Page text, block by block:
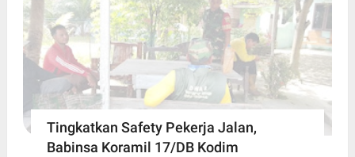
Tingkatkan Safety Pekerja Jalan,
Babinsa Koramil 17/DB Kodim